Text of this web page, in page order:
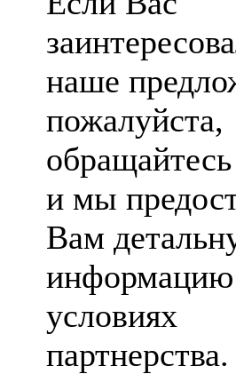
наше
пожалуйста,
и мы
Вам
условиях
партнерства.